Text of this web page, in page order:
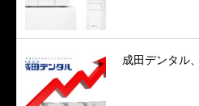
成田デンタル